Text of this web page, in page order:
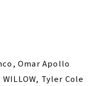
Omar Apollo
Tyler Cole